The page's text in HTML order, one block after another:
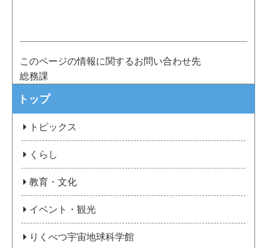
このページの情報に関するお問い合わせ先
総務課
トップ
トピックス
くらし
教育・文化
イベント・観光
りくべつ宇宙地球科学館